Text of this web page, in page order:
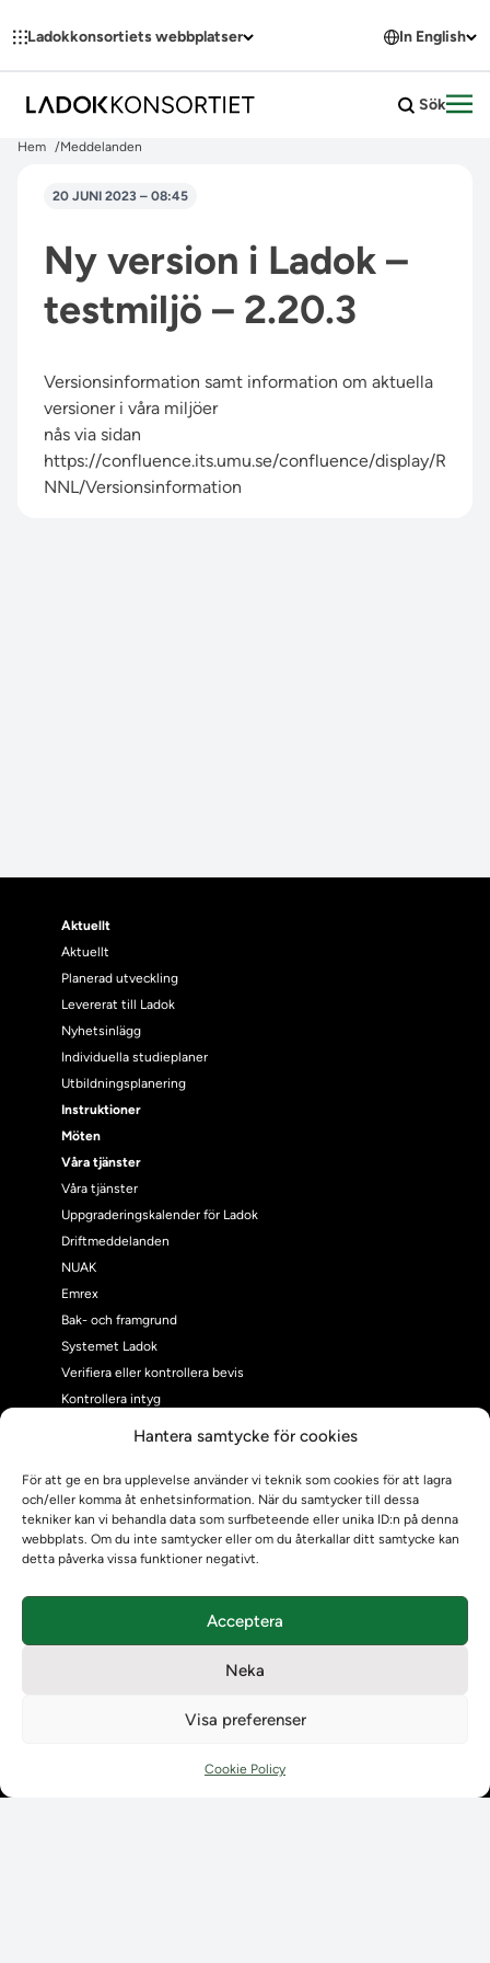
Hantera samtycke för cookies
För att ge en bra upplevelse använder vi teknik som cookies för att lagra
och/eller komma åt enhetsinformation. När du samtycker till dessa
tekniker kan vi behandla data som surfbeteende eller unika ID:n på denna
webbplats. Om du inte samtycker eller om du återkallar ditt samtycke kan
detta påverka vissa funktioner negativt.
Acceptera
Neka
Visa preferenser
Cookie Policy
Ladokkonsortiets webbplatser In English
Sök
Hem Meddelanden
20 JUNI 2023 – 08:45
Ny version i Ladok –
testmiljö – 2.20.3
Versionsinformation samt information om aktuella
versioner i våra miljöer
nås via sidan
https://confluence.its.umu.se/confluence/display/R
NNL/Versionsinformation
Aktuellt
Aktuellt
Planerad utveckling
Levererat till Ladok
Nyhetsinlägg
Individuella studieplaner
Utbildningsplanering
Instruktioner
Möten
Våra tjänster
Våra tjänster
Uppgraderingskalender för Ladok
Driftmeddelanden
NUAK
Emrex
Bak- och framgrund
Systemet Ladok
Verifiera eller kontrollera bevis
Kontrollera intyg
Om Ladokkonsortiet
Ladokkonsortiet internationellt
Vision, strategi och produktplan
Teamens sammansättning och arbetet på Ladokkonsortiet
Kontaktuppgifter till lärosätenas Ladoksupport
Kontaktuppgifter till Ladokkonsortiet